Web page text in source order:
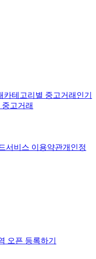
카테고리별 중고거래 인기
고거래
서비스 이용약관개인정
오픈 등록하기